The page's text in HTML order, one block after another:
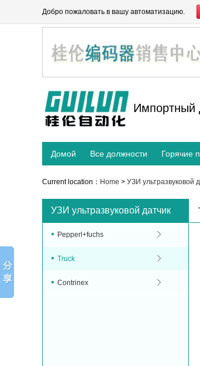
Добро пожаловать в вашу автоматизацию.
Импортный
Домой Все должности Горячие
Current location： Home > УЗИ ультразвуковой
УЗИ ультразвуковой датчик
Pepperl+fuchs
Truck
Contrinex